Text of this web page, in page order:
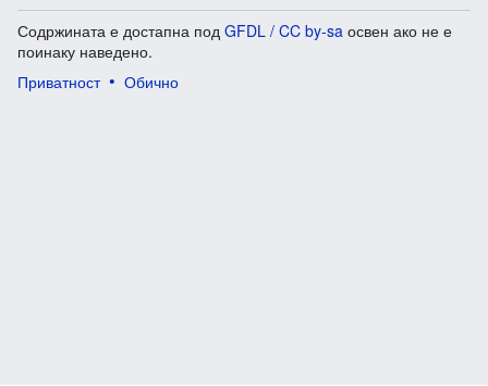
Содржината е достапна под GFDL / CC by-sa освен ако не е
поинаку наведено.
Приватност
Обично